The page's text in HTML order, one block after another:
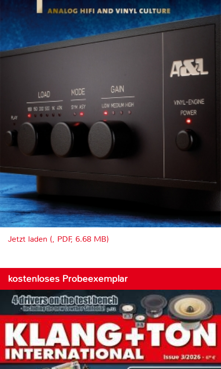
Jetzt laden (, PDF, 6.68 MB)
kostenloses Probeexemplar